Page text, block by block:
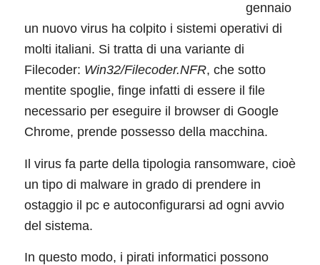
gennaio
un nuovo virus ha colpito i sistemi operativi di
molti italiani. Si tratta di una variante di
Filecoder: Win32/Filecoder.NFR, che sotto
mentite spoglie, finge infatti di essere il file
necessario per eseguire il browser di Google
Chrome, prende possesso della macchina.
Il virus fa parte della tipologia ransomware, cioè
un tipo di malware in grado di prendere in
ostaggio il pc e autoconfigurarsi ad ogni avvio
del sistema.
In questo modo, i pirati informatici possono